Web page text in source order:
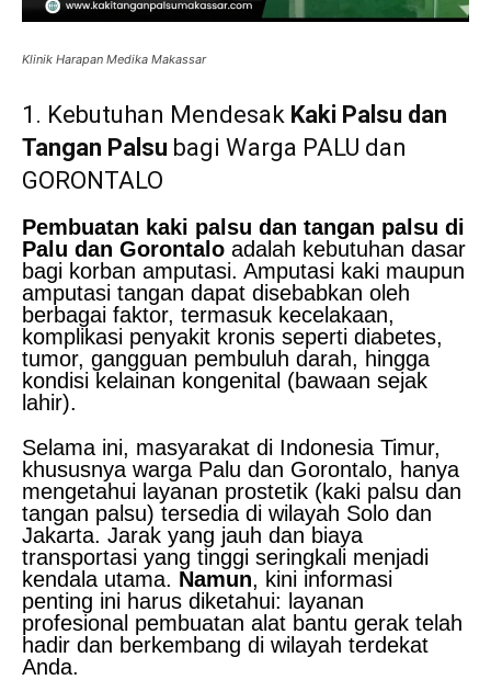
Klinik Harapan Medika Makassar
1. Kebutuhan Mendesak Kaki Palsu dan
Tangan Palsu bagi Warga PALU dan
GORONTALO
Pembuatan kaki palsu dan tangan palsu di
Palu dan Gorontalo adalah kebutuhan dasar
bagi korban amputasi. Amputasi kaki maupun
amputasi tangan dapat disebabkan oleh
berbagai faktor, termasuk kecelakaan,
komplikasi penyakit kronis seperti diabetes,
tumor, gangguan pembuluh darah, hingga
kondisi kelainan kongenital (bawaan sejak
lahir).
Selama ini, masyarakat di Indonesia Timur,
khususnya warga Palu dan Gorontalo, hanya
mengetahui layanan prostetik (kaki palsu dan
tangan palsu) tersedia di wilayah Solo dan
Jakarta. Jarak yang jauh dan biaya
transportasi yang tinggi seringkali menjadi
kendala utama. Namun, kini informasi
penting ini harus diketahui: layanan
profesional pembuatan alat bantu gerak telah
hadir dan berkembang di wilayah terdekat
Anda.